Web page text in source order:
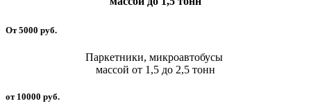
От 5000 руб.
Паркетники, микроавтобусы
массой от 1,5 до 2,5 тонн
от 10000 руб.